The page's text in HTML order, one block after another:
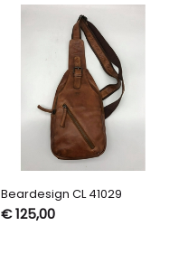
Beardesign CL 41029
€ 125,00